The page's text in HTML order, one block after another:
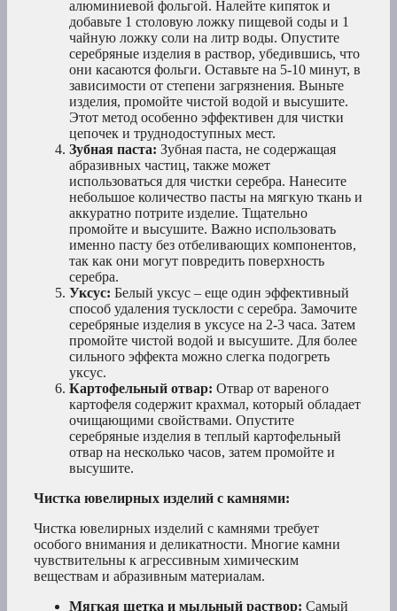
алюминиевой фольгой. Налейте кипяток и
добавьте 1 столовую ложку пищевой соды и 1
чайную ложку соли на литр воды. Опустите
серебряные изделия в раствор, убедившись, что
они касаются фольги. Оставьте на 5-10 минут, в
зависимости от степени загрязнения. Выньте
изделия, промойте чистой водой и высушите.
Этот метод особенно эффективен для чистки
цепочек и труднодоступных мест.
Зубная паста: Зубная паста, не содержащая
абразивных частиц, также может
использоваться для чистки серебра. Нанесите
небольшое количество пасты на мягкую ткань и
аккуратно потрите изделие. Тщательно
промойте и высушите. Важно использовать
именно пасту без отбеливающих компонентов,
так как они могут повредить поверхность
серебра.
Уксус: Белый уксус – еще один эффективный
способ удаления тусклости с серебра. Замочите
серебряные изделия в уксусе на 2-3 часа. Затем
промойте чистой водой и высушите. Для более
сильного эффекта можно слегка подогреть
уксус.
Картофельный отвар: Отвар от вареного
картофеля содержит крахмал, который обладает
очищающими свойствами. Опустите
серебряные изделия в теплый картофельный
отвар на несколько часов, затем промойте и
высушите.
Чистка ювелирных изделий с камнями:
Чистка ювелирных изделий с камнями требует
особого внимания и деликатности. Многие камни
чувствительны к агрессивным химическим
веществам и абразивным материалам.
Мягкая щетка и мыльный раствор: Самый